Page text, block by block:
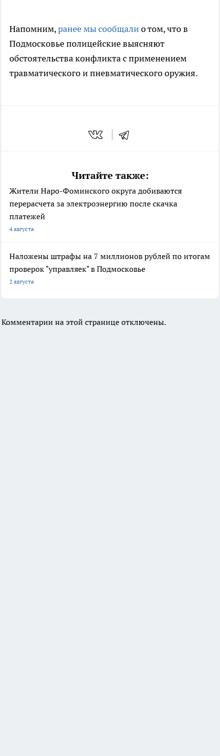
Напомним,ранее мы сообщалио том, что в
Подмосковье полицейские выясняют
обстоятельства конфликта с применением
травматического и пневматического оружия.
Читайте также:
Жители Наро-Фоминского округа добиваются
перерасчета за электроэнергию после скачка
платежей
4 августа
Наложены штрафы на 7 миллионов рублей по итогам
проверок "управляек" в Подмосковье
2 августа
Комментарии на этой странице отключены.